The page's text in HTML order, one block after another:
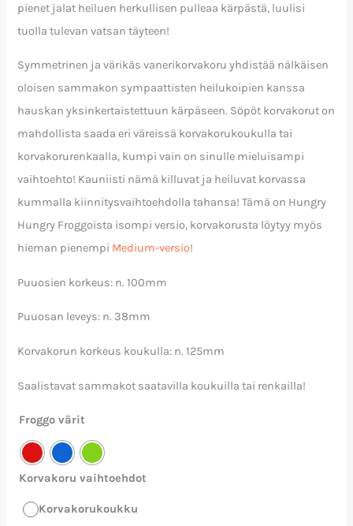
pienet jalat heiluen herkullisen pulleaa kärpästä, luulisi
tuolla tulevan vatsan täyteen!
Symmetrinen ja värikäs vanerikorvakoru yhdistää nälkäisen
oloisen sammakon sympaattisten heilukoipien kanssa
hauskan yksinkertaistettuun kärpäseen. Söpöt korvakorut on
mahdollista saada eri väreissä korvakorukoukulla tai
korvakorurenkaalla, kumpi vain on sinulle mieluisampi
vaihtoehto! Kauniisti nämä killuvat ja heiluvat korvassa
kummalla kiinnitysvaihtoehdolla tahansa! Tämä on Hungry
Hungry Froggoista isompi versio, korvakorusta löytyy myös
hieman pienempi Medium-versio!
Puuosien korkeus: n. 100mm
Puuosan leveys: n. 38mm
Korvakorun korkeus koukulla: n. 125mm
Saalistavat sammakot saatavilla koukuilla tai renkailla!
Froggo värit
Korvakoru vaihtoehdot
Korvakorukoukku